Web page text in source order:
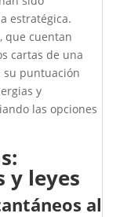
estratégica.
, que cuentan
cartas de una
su puntuación
y
las opciones
y leyes
al